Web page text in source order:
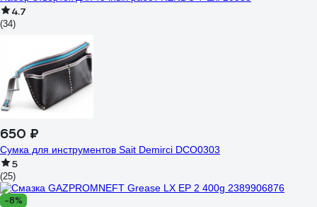
4.7
(34)
650 ₽
Сумка для инструментов Sait Demirci DCO0303
5
(25)
-8%